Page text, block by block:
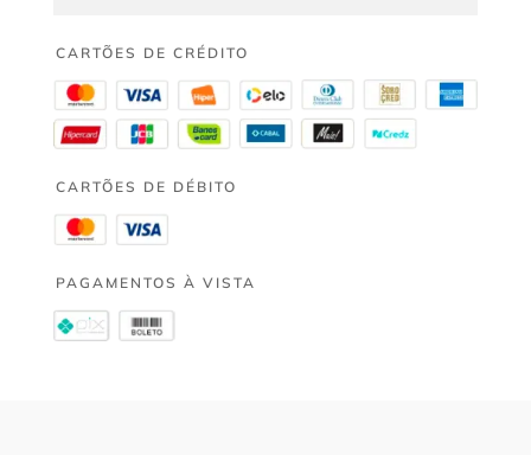
CARTÕES DE CRÉDITO
CARTÕES DE DÉBITO
PAGAMENTOS À VISTA